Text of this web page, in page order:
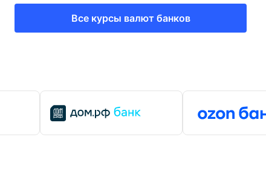
Все курсы валют банков